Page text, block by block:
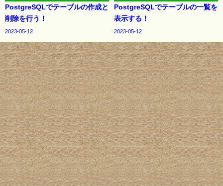
PostgreSQLでテーブルの作成と
削除を行う！
2023-05-12
PostgreSQLでテーブルの一覧を
表示する！
2023-05-12